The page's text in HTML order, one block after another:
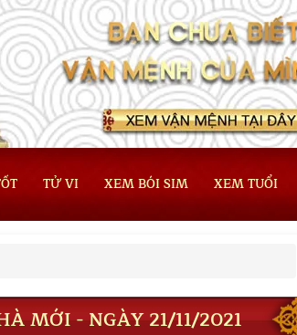
TỬ VI XEM BÓI SIM XEM TUỔI
MỚI - NGÀY 21/11/2021